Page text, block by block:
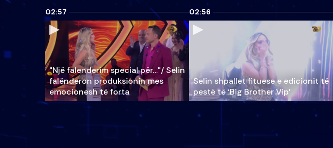
02:57
"Një falenderim special për…"/ Selin
falënderon produksionin mes
emocionesh të forta
02:56
Selin shpallet fituese e edicionit të
pestë të ‘Big Brother Vip’